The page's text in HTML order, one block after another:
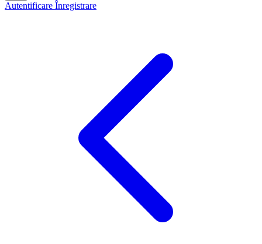
Autentificare Înregistrare